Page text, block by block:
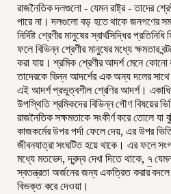
রাজনৈতিক দলগুলো - যেমন রাষ্ট্র - তাদের
পারে না। দলগুলো বড় হতে থাকে জনগণের
নির্দিষ্ট শ্রেণীর মানুষের স্বার্থসিদ্ধির
ফলে বিভিন্ন শ্রেণীর মানুষের মধ্যে ক্ষমতার
করা যায়। শ্রমিক শ্রেণীর আদর্শ মেনে কোনো
তাদেরকে ভিন্ন আদর্শের এক অন্য দলের
এই আদর্শ প্রভুত্বশীল শ্রেণির আদর্শ।
উপস্থিতি শ্রমিকদের বিভিন্ন গৌণ বিষয়ের
রাজনৈতিক সক্ষমতাকে সংকীর্ণ করে তোলে যা
কাজকর্মের উপর পর্দা ফেলে দেয়, এর উপর
জীবনযাত্রা সংঘটিত হয়ে থাকে। এর ফলে
মধ্যে মতভেদ, দ্বন্দ্ব দেখা দিতে থাকে, ৭
স্বতন্ত্রতা অর্জনের জন্য একত্রিত করার
বিভক্ত করে দেওয়া।